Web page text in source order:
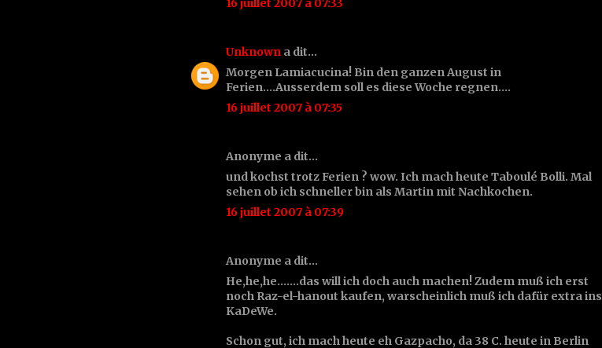
16 juillet 2007 à 07:33
Unknown a dit…
Morgen Lamiacucina! Bin den ganzen August in
Ferien....Ausserdem soll es diese Woche regnen....
16 juillet 2007 à 07:35
Anonyme a dit…
und kochst trotz Ferien ? wow. Ich mach heute Taboulé Bolli. Mal
sehen ob ich schneller bin als Martin mit Nachkochen.
16 juillet 2007 à 07:39
Anonyme a dit…
He,he,he.......das will ich doch auch machen! Zudem muß ich erst
noch Raz-el-hanout kaufen, warscheinlich muß ich dafür extra ins
KaDeWe.
Schon gut, ich mach heute eh Gazpacho, da 38 C. heute in Berlin